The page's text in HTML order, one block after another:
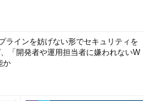
ラインを妨げない形でセキュリティを
「開発者や運用担当者に嫌われないW
か